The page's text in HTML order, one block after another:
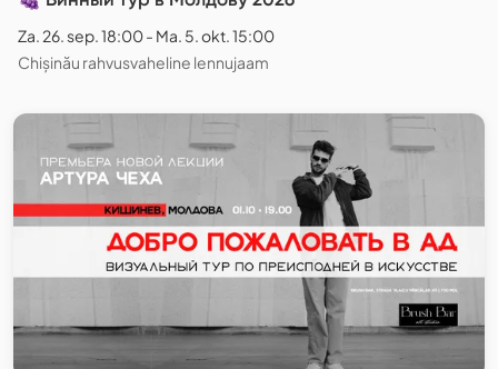
Za. 26. sep. 18:00 - Ma. 5. okt. 15:00
Chișinău rahvusvaheline lennujaam